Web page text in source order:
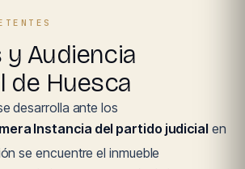
y Audiencia
de Huesca
desarrolla ante los
Instancia del partido judicial en
se encuentre el inmueble